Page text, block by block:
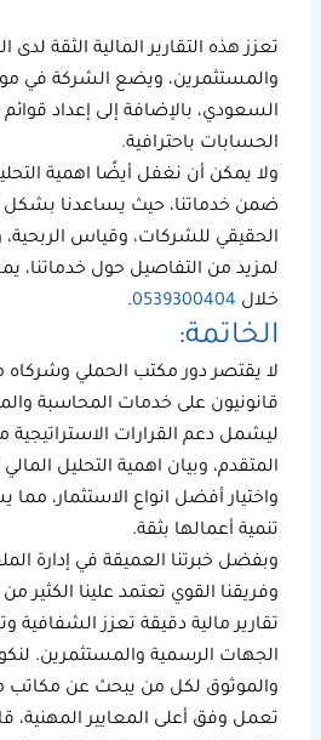
تعزز هذه التقارير المالية الثقة
والمستثمرين، ويضع الشركة في
السعودي، بالإضافة إلى إعداد
الحسابات باحترافية.
ولا يمكن أن نغفل أيضًا اهمية
ضمن خدماتنا، حيث يساعدنا بشكل
الحقيقي للشركات، وقياس
لمزيد من التفاصيل حول خدماتنا،
خلال 0539300404
.
الخاتمة:
لا يقتصر دور مكتب الحملي وشركاه
قانونيون على خدمات المحاسبة
ليشمل دعم القرارات الاستراتيجية
المتقدم، وبيان اهمية التحليل المالي
واختيار أفضل انواع الاستثمار، مما
تنمية أعمالها بثقة.
وبفضل خبرتنا العميقة في إدارة
وفريقنا القوي تعتمد علينا الكثير
تقارير مالية دقيقة تعزز الشفافية
الجهات الرسمية والمستثمرين.
والموثوق لكل من يبحث عن مكاتب
تعمل وفق أعلى المعايير المهنية،